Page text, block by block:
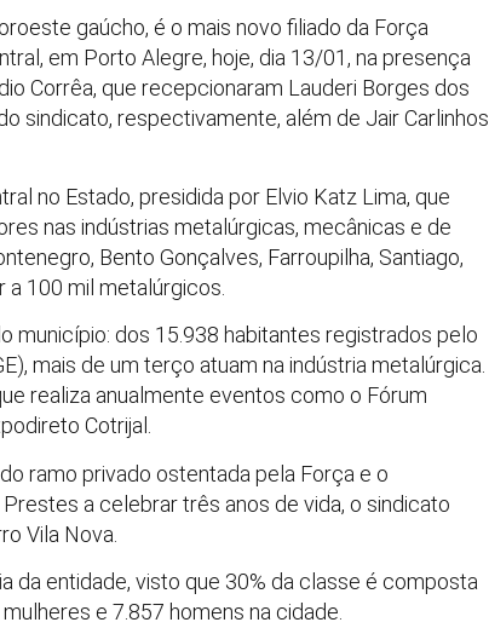
gaúcho, é o mais novo filiado da Força
em Porto Alegre, hoje, dia 13/01, na presença
Corrêa, que recepcionaram Lauderi Borges dos
sindicato, respectivamente, além de Jair Carlinhos
no Estado, presidida por Elvio Katz Lima, que
nas indústrias metalúrgicas, mecânicas e de
Bento Gonçalves, Farroupilha, Santiago,
a 100 mil metalúrgicos.
município: dos 15.938 habitantes registrados pelo
mais de um terço atuam na indústria metalúrgica.
realiza anualmente eventos como o Fórum
Cotrijal.
ramo privado ostentada pela Força e o
a celebrar três anos de vida, o sindicato
Vila Nova.
da entidade, visto que 30% da classe é composta
e 7.857 homens na cidade.